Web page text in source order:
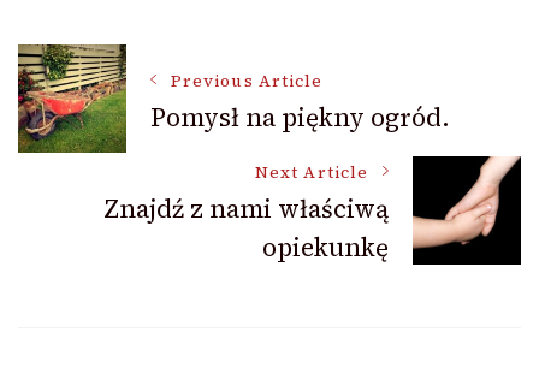
Post
Navigation
Previous Article
Pomysł na piękny ogród.
Next Article
Znajdź z nami właściwą
opiekunkę